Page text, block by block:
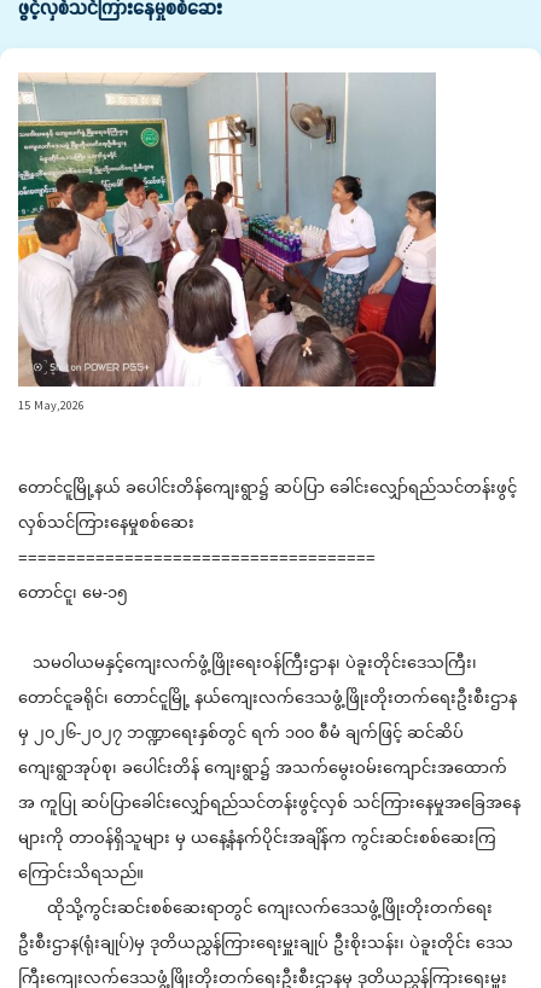
ဖွင့်လှစ်သင်ကြား‌နေမှုစစ်ဆေး
15 May,2026
တောင်ငူမြို့နယ် ခပေါင်းတိန်ကျေးရွာ၌ ဆပ်ပြာ ခေါင်းလျှော်ရည်သင်တန်းဖွင့်
လှစ်သင်ကြား‌နေမှုစစ်ဆေး
=====================================
တောင်ငူ၊ မေ-၁၅
သမဝါယမနှင့်ကျေးလက်ဖွံ့ဖြိုးရေးဝန်ကြီးဌာန၊ ပဲခူးတိုင်းဒေသကြီး၊
တောင်ငူခရိုင်၊ တောင်ငူမြို့ နယ်ကျေးလက်ဒေသဖွံ့ဖြိုးတိုးတက်ရေးဦးစီးဌာန
မှ ၂၀၂၆-၂၀၂၇ ဘဏ္ဍာရေးနှစ်တွင် ရက် ၁၀၀ စီမံ ချက်ဖြင့် ဆင်ဆိပ်
ကျေးရွာအုပ်စု၊ ခပေါင်းတိန် ကျေးရွာ၌ အသက်မွေးဝမ်းကျောင်းအထောက်
အ ကူပြု ဆပ်ပြာခေါင်းလျှော်ရည်သင်တန်းဖွင့်လှစ် သင်ကြားနေမှုအခြေအနေ
များကို တာဝန်ရှိသူများ မှ ယနေ့နံနက်ပိုင်းအချိန်က ကွင်းဆင်းစစ်ဆေးကြ
ကြောင်းသိရသည်။
ထိုသို့ကွင်းဆင်းစစ်ဆေးရာတွင် ကျေးလက်ဒေသဖွံ့ဖြိုး‌တိုးတက်ရေး
ဦးစီးဌာန(ရုံးချုပ်)မှ ဒုတိယညွှန်ကြားရေးမှူးချုပ် ဦးစိုးသန်း၊ ပဲခူးတိုင်း ဒေသ
ကြီးကျေးလက်ဒေသဖွံ့ဖြိုးတိုးတက်ရေးဦးစီးဌာနမှ ဒုတိယညွှန်ကြားရေးမှူး